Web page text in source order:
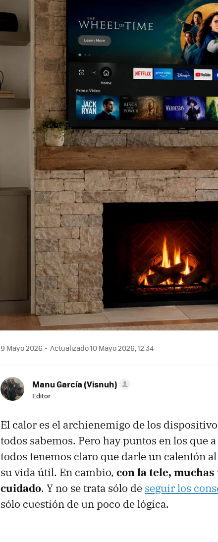
9 Mayo 2026 Actualizado 10 Mayo 2026, 12:34
Manu García (Visnuh)
Editor
El calor es el archienemigo de los
todos sabemos. Pero hay puntos en los que
todos tenemos claro que darle un calentón
su vida útil. En cambio, con la tele,
cuidado. Y no se trata sólo de seguir los
sólo cuestión de un poco de lógica.